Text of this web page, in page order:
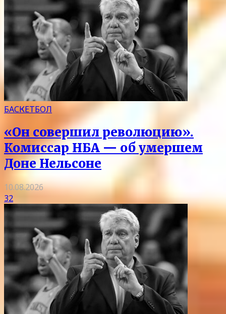
БАСКЕТБОЛ
«Он совершил революцию».
Комиссар НБА — об умершем
Доне Нельсоне
10.08.2026
32